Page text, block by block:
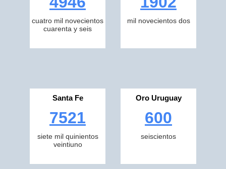
cuatro mil novecientos
cuarenta y seis
mil novecientos dos
Santa Fe
7521
siete mil quinientos
veintiuno
Oro Uruguay
600
seiscientos